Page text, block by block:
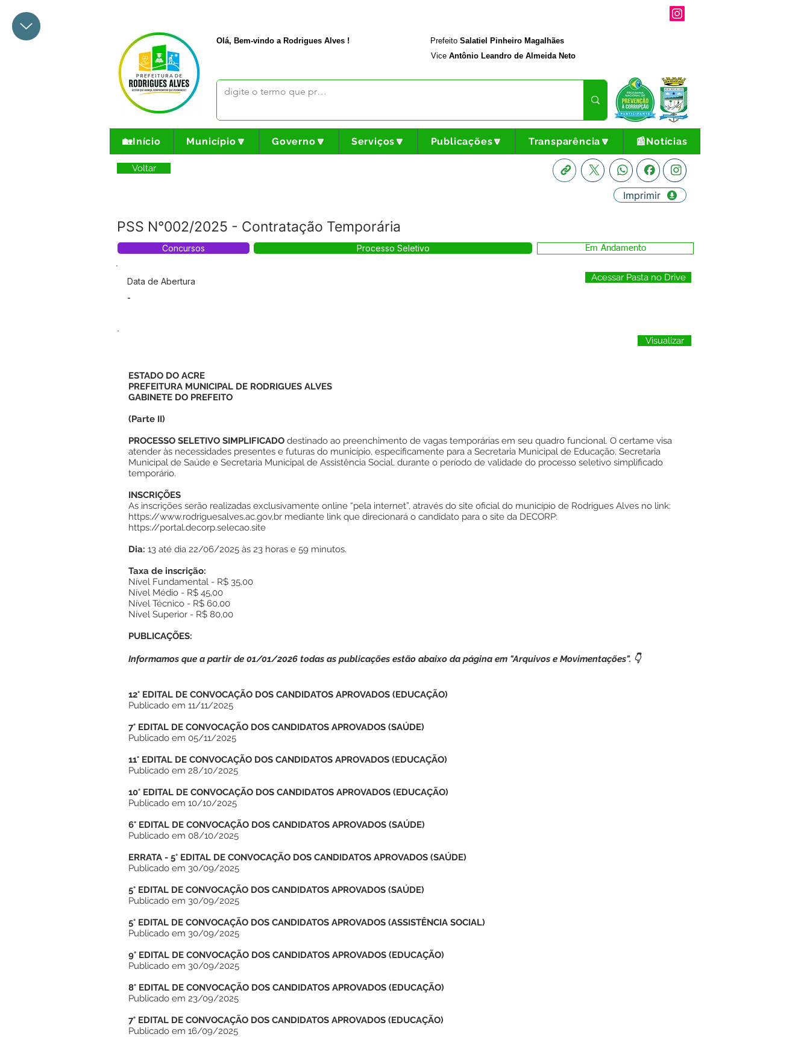
Olá, Bem-vindo a Rodrigues Alves ! Prefeito Salatiel Pinheiro Magalhães
Vice Antônio Leandro de Almeida Neto
🏡Início Município🔽 Governo🔽 Serviços🔽 Publicações🔽 Transparência🔽 📰Notícias
Voltar
PSS N°002/2025 - Contratação Temporária
Imprimir
Concursos Processo Seletivo Em Andamento
Data de Abertura
-
Acessar Pasta no Drive
Visualizar
ESTADO DO ACRE
PREFEITURA MUNICIPAL DE RODRIGUES ALVES
GABINETE DO PREFEITO
(Parte II)
PROCESSO SELETIVO SIMPLIFICADO destinado ao preenchimento de vagas temporárias em seu quadro funcional. O certame visa
atender às necessidades presentes e futuras do município, especificamente para a Secretaria Municipal de Educação, Secretaria
Municipal de Saúde e Secretaria Municipal de Assistência Social, durante o período de validade do processo seletivo simplificado
temporário.
INSCRIÇÕES
As inscrições serão realizadas exclusivamente online “pela internet”, através do site oficial do município de Rodrigues Alves no link:
https://www.rodriguesalves.ac.gov.br mediante link que direcionará o candidato para o site da DECORP:
https://portal.decorp.selecao.site
Dia: 13 até dia 22/06/2025 às 23 horas e 59 minutos.
Taxa de inscrição:
Nível Fundamental - R$ 35,00
Nível Médio - R$ 45,00
Nível Técnico - R$ 60,00
Nível Superior - R$ 80,00
PUBLICAÇÕES:
Informamos que a partir de 01/01/2026 todas as publicações estão abaixo da página em "Arquivos e Movimentações". 👇
12° EDITAL DE CONVOCAÇÃO DOS CANDIDATOS APROVADOS (EDUCAÇÃO)
Publicado em 11/11/2025
7° EDITAL DE CONVOCAÇÃO DOS CANDIDATOS APROVADOS (SAÚDE)
Publicado em 05/11/2025
11° EDITAL DE CONVOCAÇÃO DOS CANDIDATOS APROVADOS (EDUCAÇÃO)
Publicado em 28/10/2025
10° EDITAL DE CONVOCAÇÃO DOS CANDIDATOS APROVADOS (EDUCAÇÃO)
Publicado em 10/10/2025
6° EDITAL DE CONVOCAÇÃO DOS CANDIDATOS APROVADOS (SAÚDE)
Publicado em 08/10/2025
ERRATA - 5° EDITAL DE CONVOCAÇÃO DOS CANDIDATOS APROVADOS (SAÚDE)
Publicado em 30/09/2025
5° EDITAL DE CONVOCAÇÃO DOS CANDIDATOS APROVADOS (SAÚDE)
Publicado em 30/09/2025
5° EDITAL DE CONVOCAÇÃO DOS CANDIDATOS APROVADOS (ASSISTÊNCIA SOCIAL)
Publicado em 30/09/2025
9° EDITAL DE CONVOCAÇÃO DOS CANDIDATOS APROVADOS (EDUCAÇÃO)
Publicado em 30/09/2025
8° EDITAL DE CONVOCAÇÃO DOS CANDIDATOS APROVADOS (EDUCAÇÃO)
Publicado em 23/09/2025
7° EDITAL DE CONVOCAÇÃO DOS CANDIDATOS APROVADOS (EDUCAÇÃO)
Publicado em 16/09/2025